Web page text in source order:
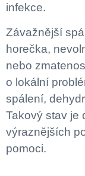
infekce.
Závažnější
horečka,
nebo
o lokální
spálení,
Takový stav je
výraznějších
pomoci.